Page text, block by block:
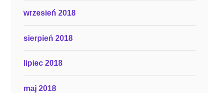
wrzesień 2018
sierpień 2018
lipiec 2018
maj 2018